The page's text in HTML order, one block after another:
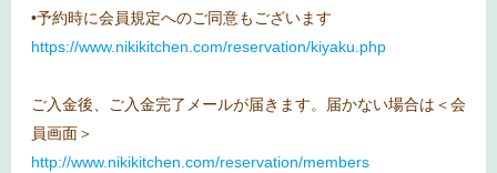
•予約時に会員規定へのご同意もございます
https://www.nikikitchen.com/reservation/kiyaku.php
ご入金後、ご入金完了メールが届きます。届かない場合は＜会
員画面＞
http://www.nikikitchen.com/reservation/members